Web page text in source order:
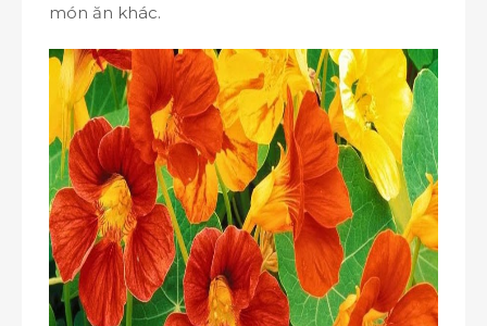
món ăn khác.